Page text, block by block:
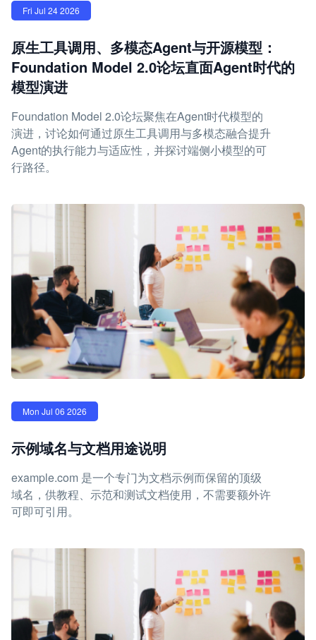
Fri Jul 24 2026
原生工具调用、多模态Agent与开源模型：
Foundation Model 2.0论坛直面Agent时代的
模型演进
Foundation Model 2.0论坛聚焦在Agent时代模型的
演进，讨论如何通过原生工具调用与多模态融合提升
Agent的执行能力与适应性，并探讨端侧小模型的可
行路径。
Mon Jul 06 2026
示例域名与文档用途说明
example.com 是一个专门为文档示例而保留的顶级
域名，供教程、示范和测试文档使用，不需要额外许
可即可引用。